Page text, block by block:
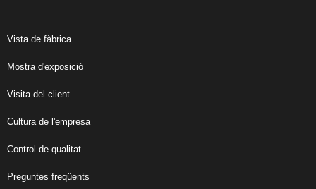
Vista de fàbrica
Mostra d'exposició
Visita del client
Cultura de l'empresa
Control de qualitat
Preguntes freqüents